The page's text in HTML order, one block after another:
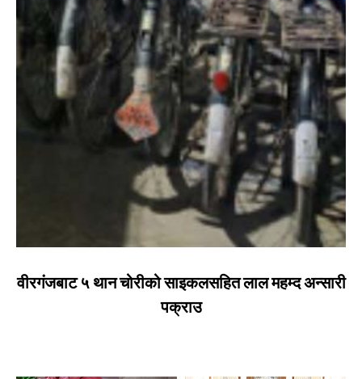
वीरगंजबाट ५ थान चोरीको साइकलसहित लाल महम्द अन्सारी
पक्राउ